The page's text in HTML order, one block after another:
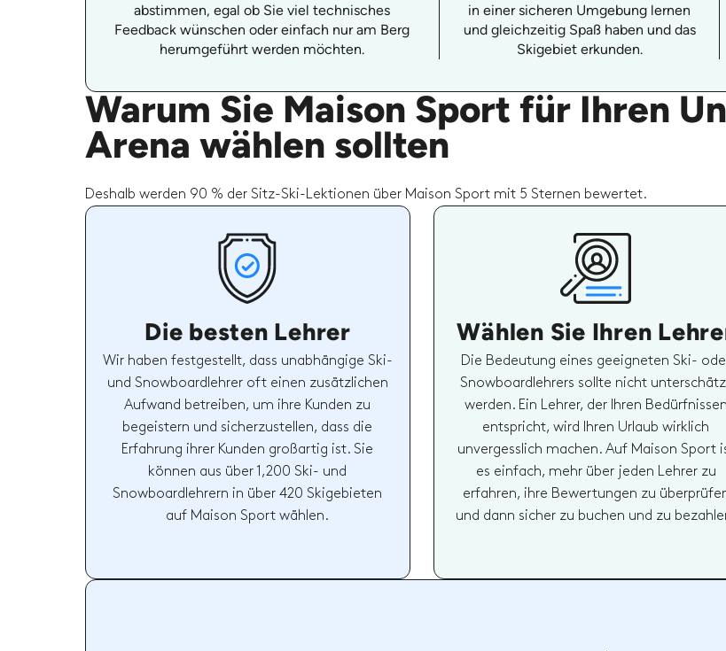
abstimmen, egal ob Sie viel technisches
Feedback wünschen oder einfach nur am Berg
herumgeführt werden möchten.
in einer sicheren Umgebung lernen
und gleichzeitig Spaß haben und das
Skigebiet erkunden.
Warum Sie Maison Sport für Ihren
Arena wählen sollten
Deshalb werden 90 % der Sitz-Ski-Lektionen über Maison Sport mit 5 Sternen bewertet.
Die besten Lehrer
Wir haben festgestellt, dass unabhängige Ski-
und Snowboardlehrer oft einen zusätzlichen
Aufwand betreiben, um ihre Kunden zu
begeistern und sicherzustellen, dass die
Erfahrung ihrer Kunden großartig ist. Sie
können aus über 1,200 Ski- und
Snowboardlehrern in über 420 Skigebieten
auf Maison Sport wählen.
Wählen Sie Ihren
Die Bedeutung eines geeigneten Ski-
Snowboardlehrers sollte nicht
werden. Ein Lehrer, der Ihren Bedürfnissen
entspricht, wird Ihren Urlaub wirklich
unvergesslich machen. Auf Maison Sport
es einfach, mehr über jeden Lehrer zu
erfahren, ihre Bewertungen zu
und dann sicher zu buchen und zu